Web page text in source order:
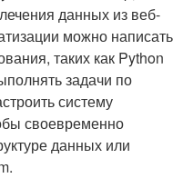
данных из веб-
можно написать
таких как Python
задачи по
систему
своевременно
данных или